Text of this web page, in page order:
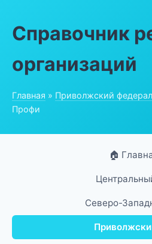
Справочник
организаций
Главная » Приволжский
Профи
🏠
Северо-